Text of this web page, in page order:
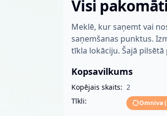
Visi
Meklē, kur saņemt vai
saņemšanas punktus.
tīkla lokāciju. Šajā pilsētā
Kopsavilkums
Kopējais skaits: 2
Tīkli:
Omniva(